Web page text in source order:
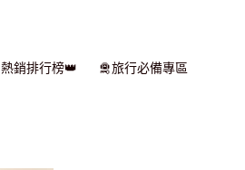
熱銷排行榜👑 🛅旅行必備專區